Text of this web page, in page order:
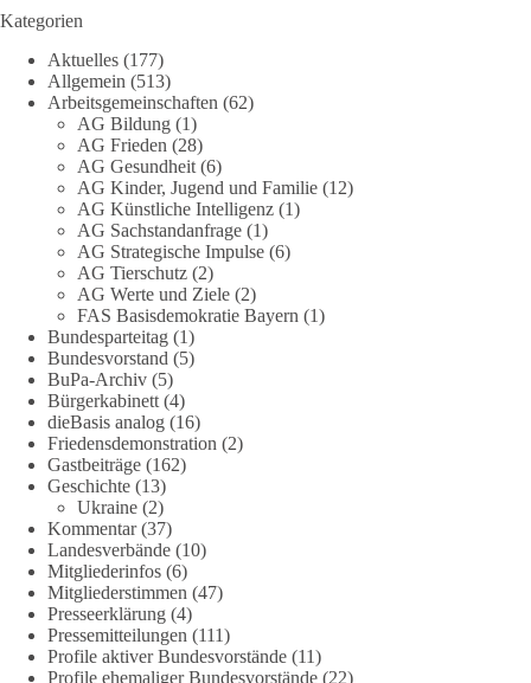
1 Tag zuvor
Jetzt abstimmen: Welche Rolle soll Deutschland in Sachen
Verteidung übernehmen❓
Das Bundesministerium der Verteidigung schreibt im
Strategiepapier, dass die Bundeswehr zum Schutz des Landes
und der Verbündeten abschreckungs- und verteidigungsfähig
sein muss. Die strategische Ausrichtung sieht vor, dass
Deutschland in der NATO eine Führungsrolle übernimmt, zur
stärksten konventionellen Armee Europas werden soll und
über die Verteidigungsbereitschaft hinaus aufrüstet.
Wie siehst du das? Mach jetzt bei unserer Umfrage mit und sag
uns deine Meinung:
point_righthttps://diebasis-he.de/umfrage-des-monats-august-
2026/point_left
🟩🟩🟦🟦🟥🟥🟧🟧
Quelle:#section-6092974" target="_blank"
rel="noreferrer">https://www.bmvg.de/de/grundlagendokume
nte-strategische-ausrichtung#section
Kategorien
Aktuelles (177)
Allgemein (513)
Arbeitsgemeinschaften (62)
AG Bildung (1)
AG Frieden (28)
AG Gesundheit (6)
AG Kinder, Jugend und Familie (12)
AG Künstliche Intelligenz (1)
AG Sachstandanfrage (1)
AG Strategische Impulse (6)
AG Tierschutz (2)
AG Werte und Ziele (2)
FAS Basisdemokratie Bayern (1)
Bundesparteitag (1)
Bundesvorstand (5)
BuPa-Archiv (5)
Bürgerkabinett (4)
dieBasis analog (16)
Friedensdemonstration (2)
Gastbeiträge (162)
Geschichte (13)
Ukraine (2)
Kommentar(37)
Landesverbände (10)
Mitgliederinfos (6)
Mitgliederstimmen (47)
Presseerklärung (4)
Pressemitteilungen (111)
Profile aktiver Bundesvorstände (11)
Profile ehemaliger Bundesvorstände (22)